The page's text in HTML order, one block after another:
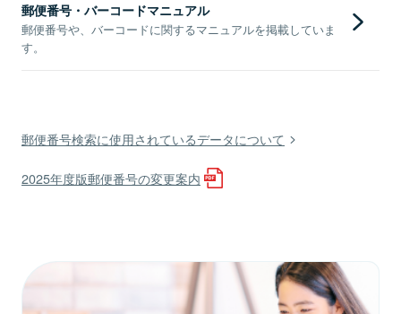
郵便番号・バーコードマニュアル
郵便番号や、バーコードに関するマニュアルを掲載していま
す。
郵便番号検索に使用されているデータについて
2025年度版郵便番号の変更案内